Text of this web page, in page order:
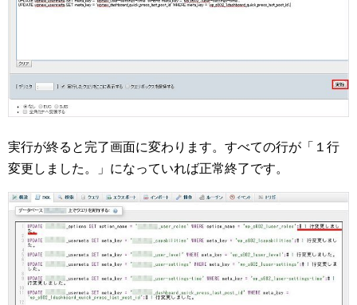
実行が終ると完了画面に変わります。すべての行が「１行
変更しました。」になっていれば正常終了です。